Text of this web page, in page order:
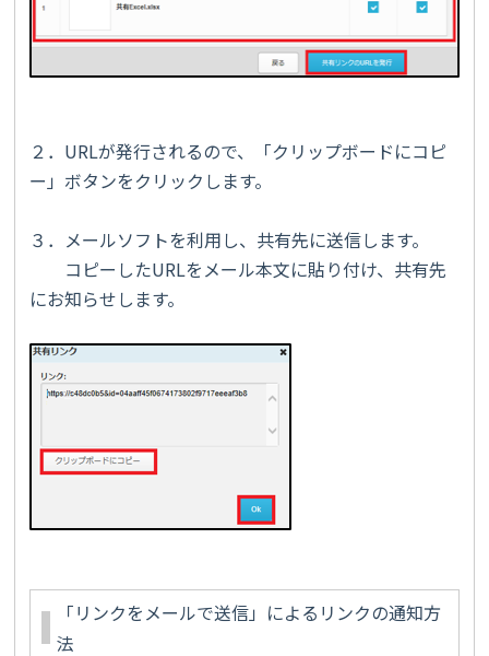
２．URLが発行されるので、「クリップボードにコピ
ー」ボタンをクリックします。
３．メールソフトを利用し、共有先に送信します。
コピーしたURLをメール本文に貼り付け、共有先
にお知らせします。
「リンクをメールで送信」によるリンクの通知方
法